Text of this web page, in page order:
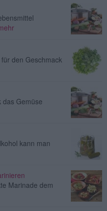
den Geschmack
das Gemüse
kann man
Marinade dem